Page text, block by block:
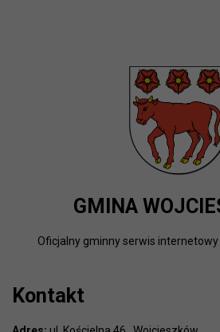
GMINA
Oficjalny gminny serwis
Kontakt